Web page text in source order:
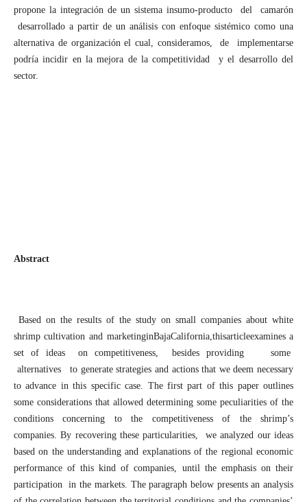
propone la integración de un sistema insumo-producto del camarón
desarrollado a partir de un análisis con enfoque sistémico como una
alternativa de organización el cual, consideramos, de implementarse
podría incidir en la mejora de la competitividad y el desarrollo del
sector.
Abstract
Based on the results of the study on small companies about white
shrimp cultivation and marketinginBajaCalifornia,thisarticleexamines a
set of ideas on competitiveness, besides providing some
alternatives to generate strategies and actions that we deem necessary
to advance in this specific case. The first part of this paper outlines
some considerations that allowed determining some peculiarities of the
conditions concerning to the competitiveness of the shrimp’s
companies. By recovering these particularities, we analyzed our ideas
based on the understanding and explanations of the regional economic
performance of this kind of companies, until the emphasis on their
participation in the markets. The paragraph below presents an analysis